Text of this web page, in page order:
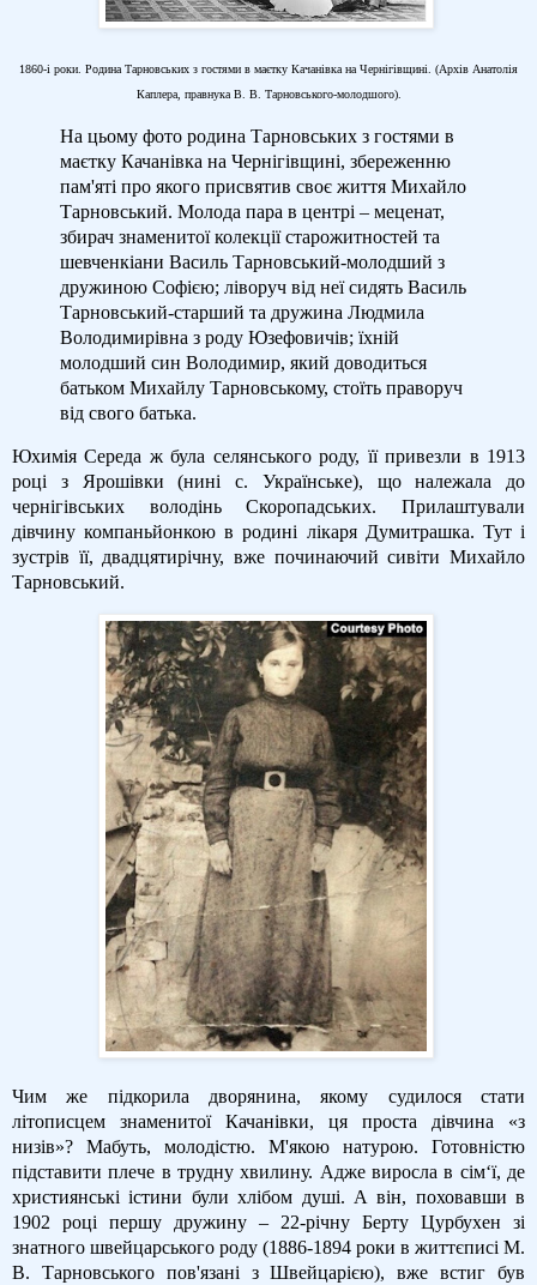
1860-і роки. Родина Тарновських з гостями в маєтку Качанівка на Чернігівщині. (Архів Анатолія
Каплера, правнука В. В. Тарновського-молодшого).
На цьому фото родина Тарновських з гостями в
маєтку Качанівка на Чернігівщині, збереженню
пам'яті про якого присвятив своє життя Михайло
Тарновський. Молода пара в центрі – меценат,
збирач знаменитої колекції старожитностей та
шевченкіани Василь Тарновський-молодший з
дружиною Софією; ліворуч від неї сидять Василь
Тарновський-старший та дружина Людмила
Володимирівна з роду Юзефовичів; їхній
молодший син Володимир, який доводиться
батьком Михайлу Тарновському, стоїть праворуч
від свого батька.
Юхимія Середа ж була селянського роду, її привезли в 1913
році з Ярошівки (нині с. Українське), що належала до
чернігівських володінь Скоропадських. Прилаштували
дівчину компаньйонкою в родині лікаря Думитрашка. Тут і
зустрів її, двадцятирічну, вже починаючий сивіти Михайло
Тарновський.
Чим же підкорила дворянина, якому судилося стати
літописцем знаменитої Качанівки, ця проста дівчина «з
низів»? Мабуть, молодістю. М'якою натурою. Готовністю
підставити плече в трудну хвилину. Адже виросла в сім‘ї, де
християнські істини були хлібом душі. А він, поховавши в
1902 році першу дружину – 22-річну Берту Цурбухен зі
знатного швейцарського роду (1886-1894 роки в життєписі М.
В. Тарновського пов'язані з Швейцарією), вже встиг був